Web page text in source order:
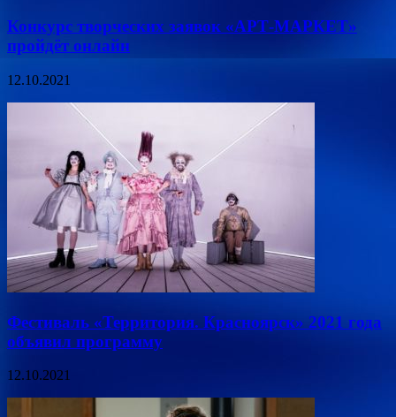
Конкурс творческих заявок «АРТ-МАРКЕТ»
пройдёт онлайн
12.10.2021
Фестиваль «Территория. Красноярск» 2021 года
объявил программу
12.10.2021